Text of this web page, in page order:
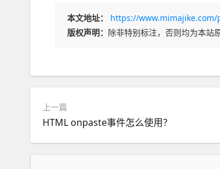
本文地址：
https://
版权声明： 除非特别标注，否则均为本站
上一篇
HTML onpaste事件怎么使用？